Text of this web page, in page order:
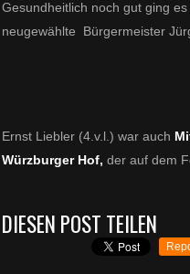
Gesundheitlich noch gut ging
neugewählte Bürgermeister
Ernst Liebler (4.v.l.) war auch
Würzburger Hof, der auf dem
DIESEN POST TEILEN